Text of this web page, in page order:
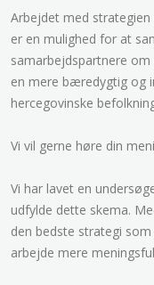
Arbejdet med
er en mulighed for at
samarbejdspartnere
en mere bæredygtig og
hercegovinske
Vi vil gerne høre din
Vi har lavet en
udfylde dette skema.
den bedste strategi
arbejde mere